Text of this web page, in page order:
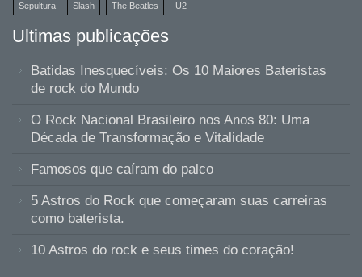
Sepultura Slash The Beatles U2
Ultimas publicações
Batidas Inesquecíveis: Os 10 Maiores Bateristas
de rock do Mundo
O Rock Nacional Brasileiro nos Anos 80: Uma
Década de Transformação e Vitalidade
Famosos que caíram do palco
5 Astros do Rock que começaram suas carreiras
como baterista.
10 Astros do rock e seus times do coração!